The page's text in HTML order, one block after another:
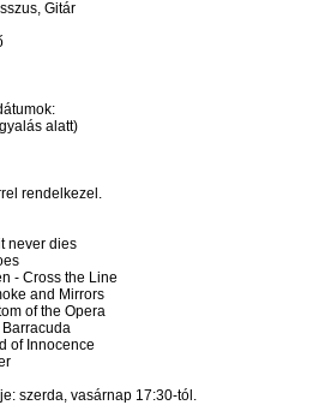
Gitár
alatt)
rendelkezel.
never dies
- Cross the Line
and Mirrors
of the Opera
of Innocence
szerda, vasárnap 17:30-tól.